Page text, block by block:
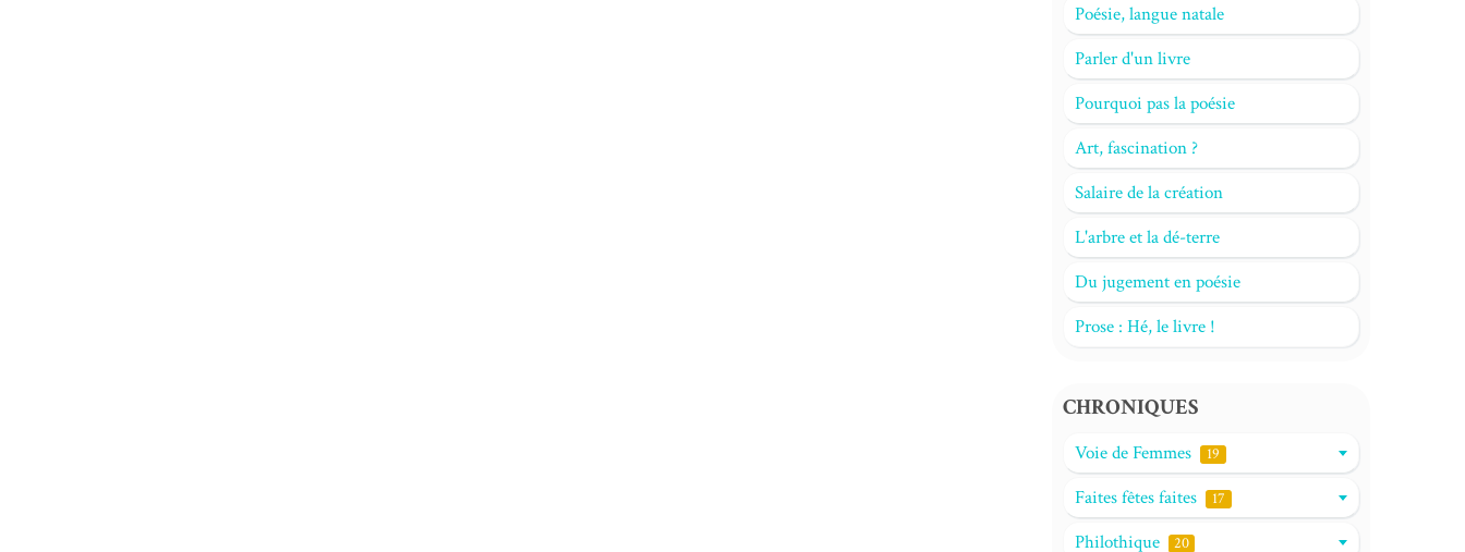
Poésie, langue natale
Parler d'un livre
Pourquoi pas la poésie
Art, fascination ?
Salaire de la création
L'arbre et la dé-terre
Du jugement en poésie
Prose : Hé, le livre !
CHRONIQUES
Voie de Femmes 19
Faites fêtes faites 17
Philothique 20